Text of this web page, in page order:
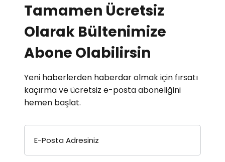
Tamamen Ücretsiz
Olarak Bültenimize
Abone Olabilirsin
Yeni haberlerden haberdar olmak için fırsatı
kaçırma ve ücretsiz e-posta aboneliğini
hemen başlat.
E-Posta Adresiniz